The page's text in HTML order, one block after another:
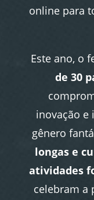
online para
Este ano, o
de 30
inovação e
gênero
longas e
atividades
celebram a